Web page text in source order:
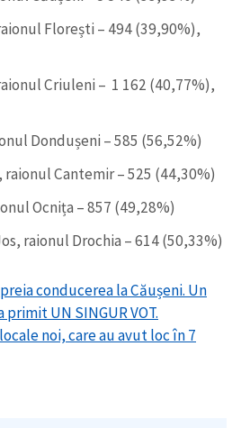
Florești – 494 (39,90%),
Criuleni – 1 162 (40,77%),
Dondușeni – 585 (56,52%)
Cantemir – 525 (44,30%)
Ocnița – 857 (49,28%)
raionul Drochia – 614 (50,33%)
conducerea la Căușeni. Un
UN SINGUR VOT.
noi, care au avut loc în 7